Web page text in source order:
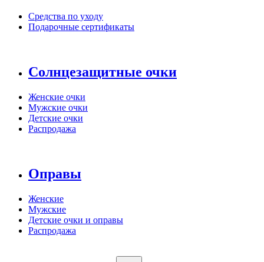
Средства по уходу
Подарочные сертификаты
Солнцезащитные очки
Женские очки
Мужские очки
Детские очки
Распродажа
Оправы
Женские
Мужские
Детские очки и оправы
Распродажа